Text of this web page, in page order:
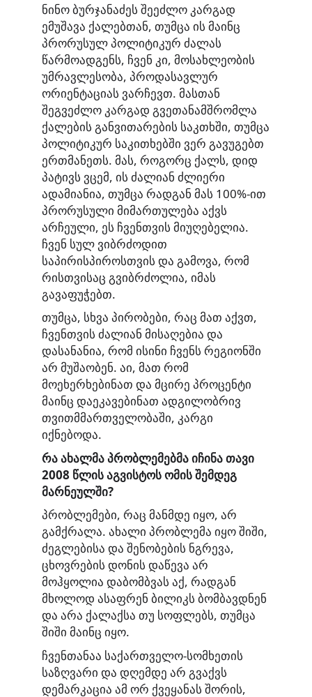
ნინო ბურჯანაძეს შეეძლო კარგად
ემუშავა ქალებთან, თუმცა ის მაინც
პრორუსულ პოლიტიკურ ძალას
წარმოადგენს, ჩვენ კი, მოსახლეობის
უმრავლესობა, პროდასავლურ
ორიენტაციას ვარჩევთ. მასთან
შეგვეძლო კარგად გვეთანამშრომლა
ქალების განვითარების საკთხში, თუმცა
პოლიტიკურ საკითხებში ვერ გავუგებთ
ერთმანეთს. მას, როგორც ქალს, დიდ
პატივს ვცემ, ის ძალიან ძლიერი
ადამიანია, თუმცა რადგან მას 100%-ით
პრორუსული მიმართულება აქვს
არჩეული, ეს ჩვენთვის მიუღებელია.
ჩვენ სულ ვიბრძოდით
საპირისპიროსთვის და გამოვა, რომ
რისთვისაც გვიბრძოლია, იმას
გავაფუჭებთ.
თუმცა, სხვა პირობები, რაც მათ აქვთ,
ჩვენთვის ძალიან მისაღებია და
დასანანია, რომ ისინი ჩვენს რეგიონში
არ მუშაობენ. აი, მათ რომ
მოეხერხებინათ და მცირე პროცენტი
მაინც დაეკავებინათ ადგილობრივ
თვითმმართველობაში, კარგი
იქნებოდა.
რა ახალმა პრობლემებმა იჩინა თავი
2008 წლის აგვისტოს ომის შემდეგ
მარნეულში?
პრობლემები, რაც მანმდე იყო, არ
გამქრალა. ახალი პრობლემა იყო შიში,
ძეგლებისა და შენობების ნგრევა,
ცხოვრების დონის დაწევა არ
მოჰყოლია დაბომბვას აქ, რადგან
მხოლოდ ასაფრენ ბილიკს ბომბავდნენ
და არა ქალაქსა თუ სოფლებს, თუმცა
შიში მაინც იყო.
ჩვენთანაა საქართველო-სომხეთის
საზღვარი და დღემდე არ გვაქვს
დემარკაცია ამ ორ ქვეყანას შორის,